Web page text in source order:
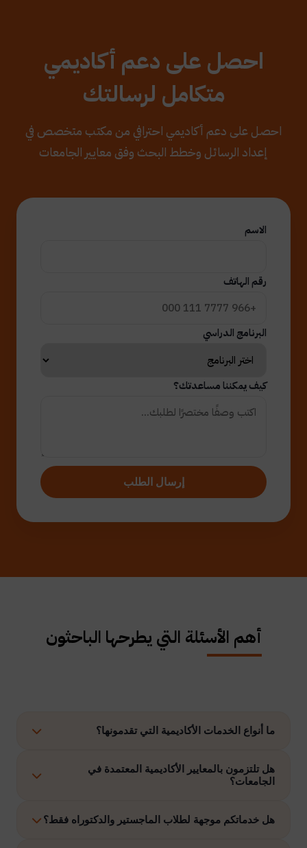
احصل على دعم أكاديمي
متكامل لرسالتك
احصل على دعم أكاديمي احترافي من مكتب متخصص في
إعداد الرسائل وخطط البحث وفق معايير الجامعات
الاسم
رقم الهاتف
البرنامج الدراسي
كيف يمكننا مساعدتك؟
إرسال الطلب
أهم الأسئلة التي يطرحها الباحثون
ما أنواع الخدمات الأكاديمية التي تقدمونها؟
نوفر حلولًا متكاملة تشمل إعداد الرسائل العلمية، الاستشارات
الأكاديمية، التحليل الإحصائي، إعداد خطة البحث، نشر الأبحاث،
هل تلتزمون بالمعايير الأكاديمية المعتمدة في
الجامعات؟
نعم، نلتزم بتنفيذ جميع الأعمال وفق ضوابط الدراسات العليا
هل خدماتكم موجهة لطلاب الماجستير والدكتوراه فقط؟